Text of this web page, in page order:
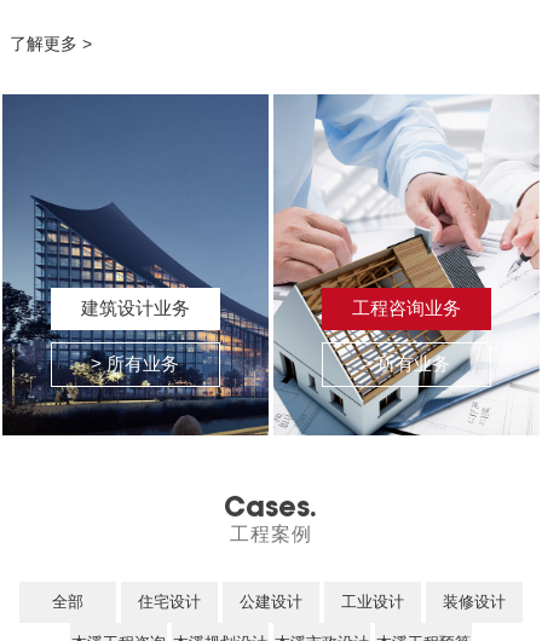
了解更多 >
建筑设计业务
> 所有业务
工程咨询业务
> 所有业务
Cases.
工程案例
全部 住宅设计 公建设计 工业设计 装修设计